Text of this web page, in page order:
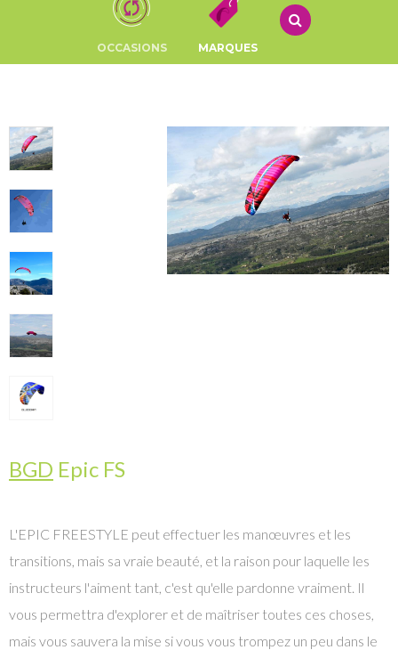
OCCASIONS MARQUES
BGD Epic FS
L'EPIC FREESTYLE peut effectuer les manœuvres et les
transitions, mais sa vraie beauté, et la raison pour laquelle les
instructeurs l'aiment tant, c'est qu'elle pardonne vraiment. Il
vous permettra d'explorer et de maîtriser toutes ces choses,
mais vous sauvera la mise si vous vous trompez un peu dans le